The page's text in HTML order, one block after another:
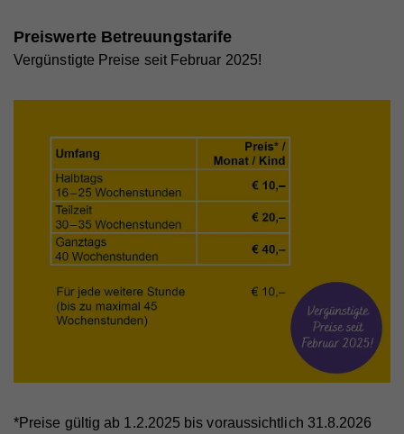
Preiswerte Betreuungstarife
Vergünstigte Preise seit Februar 2025!
*Preise gültig ab 1.2.2025 bis voraussichtlich 31.8.2026